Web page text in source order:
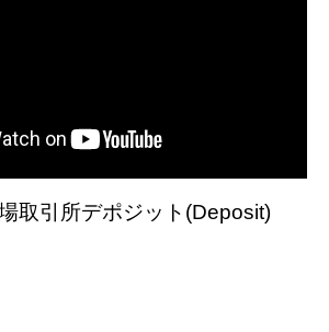
取引所デポジット(Deposit)